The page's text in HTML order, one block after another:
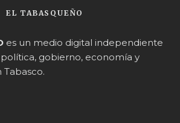
EL TABASQUEÑO
es un medio digital independiente
gobierno, economía y